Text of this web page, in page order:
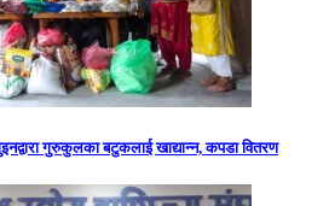
गुरुकुलका बटुकलाई खाद्यान्न, कपडा वितरण